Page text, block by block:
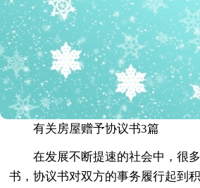
有关房屋赠予协议书3篇
在发展不断提速的社会中，很
书，协议书对双方的事务履行起到